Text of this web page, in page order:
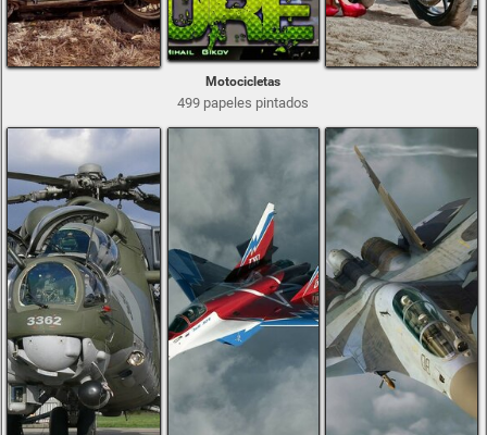
Motocicletas
499 papeles pintados